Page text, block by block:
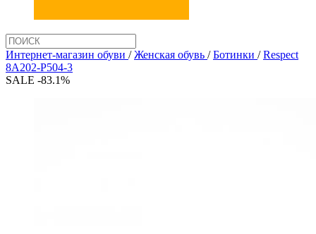
Интернет-магазин обуви /Женская обувь /Ботинки /Respect
8A202-P504-3
SALE -83.1%